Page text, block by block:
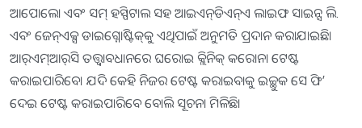
ଆପୋଲୋ ଏବଂ ସମ୍‌ ହସ୍ପିଟାଲ ସହ ଆଇଏନ୍‌ଡିଏନ୍‌ଏ ଲାଇଫ ସାଇନ୍ସ ଲି.
ଏବଂ ଜେନ୍‌ଏକ୍ସ ଡାଇଗ୍ନୋଷ୍ଟିକ୍‌କୁ ଏଥିପାଇଁ ଅନୁମତି ପ୍ରଦାନ କରାଯାଇଛି।
ଆର୍‌ଏମ୍‌ଆର୍‌ସି ତତ୍ତ୍ୱାବଧାନରେ ଘରୋଇ କ୍ଲିନିକ୍‌ କରୋନା ଟେଷ୍ଟ
କରାଇପାରିବେ। ଯଦି କେହି ନିଜର ଟେଷ୍ଟ କରାଇବାକୁ ଇଚ୍ଛୁକ ସେ ଫି’
ଦେଇ ଟେଷ୍ଟ କରାଇପାରିବେ ବୋଲି ସୂଚନା ମିଳିଛି।